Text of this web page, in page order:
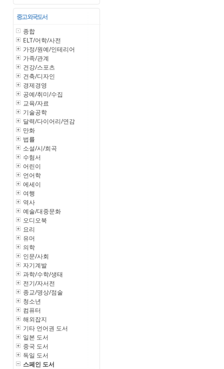
중고 외국도서
종합
ELT/어학/사전
가정/원예/인테리어
가족/관계
건강/스포츠
건축/디자인
경제경영
공예/취미/수집
교육/자료
기술공학
달력/다이어리/연감
만화
법률
소설/시/희곡
수험서
어린이
언어학
에세이
여행
역사
예술/대중문화
오디오북
요리
유머
의학
인문/사회
자기계발
과학/수학/생태
전기/자서전
종교/명상/점술
청소년
컴퓨터
해외잡지
기타 언어권 도서
일본 도서
중국 도서
독일 도서
스페인 도서